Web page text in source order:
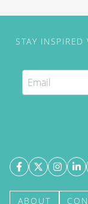
STAY
ABOUT